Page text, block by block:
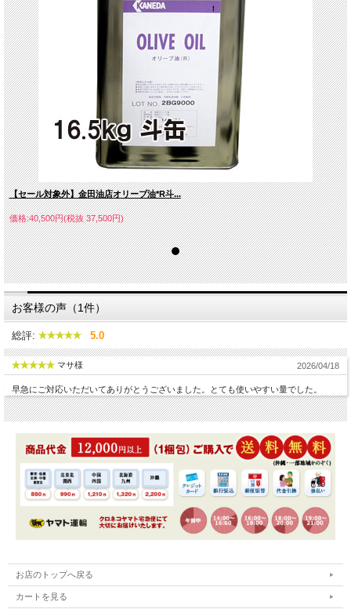
【セール対象外】金田油店オリーブ油*R斗...
価格:40,500円(税抜 37,500円)
お客様の声（1件）
総評: 5.0
マサ様 2026/04/18
早急にご対応いただいてありがとうございました。とても使いやすい量でした。
お店のトップへ戻る
カートを見る